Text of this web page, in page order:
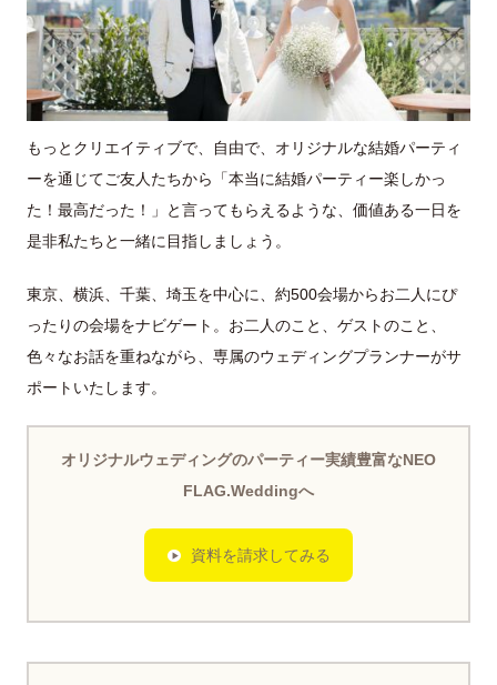
もっとクリエイティブで、自由で、オリジナルな結婚パーティ
ーを通じてご友人たちから「本当に結婚パーティー楽しかっ
た！最高だった！」と言ってもらえるような、価値ある一日を
是非私たちと一緒に目指しましょう。
東京、横浜、千葉、埼玉を中心に、約500会場からお二人にぴ
ったりの会場をナビゲート。お二人のこと、ゲストのこと、
色々なお話を重ねながら、専属のウェディングプランナーがサ
ポートいたします。
オリジナルウェディングのパーティー実績豊富なNEO
FLAG.Weddingへ
資料を請求してみる